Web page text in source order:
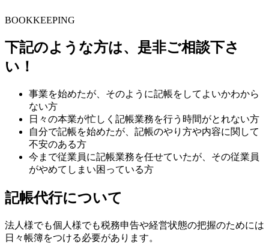
BOOKKEEPING
下記のような方は、是非ご相談下さ
い！
事業を始めたが、そのように記帳をしてよいかわから
ない方
日々の本業が忙しく記帳業務を行う時間がとれない方
自分で記帳を始めたが、記帳のやり方や内容に関して
不安のある方
今まで従業員に記帳業務を任せていたが、その従業員
がやめてしまい困っている方
記帳代行について
法人様でも個人様でも税務申告や経営状態の把握のためには
日々帳簿をつける必要があります。